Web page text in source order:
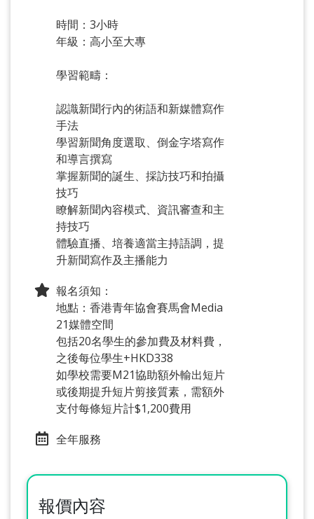
時間：3小時
年級：高小至大專
學習範疇：
認識新聞行內的術語和新媒體寫作
手法
學習新聞角度選取、倒金字塔寫作
和導言撰寫
掌握新聞的誕生、採訪技巧和拍攝
技巧
瞭解新聞內容模式、資訊審查和主
持技巧
體驗直播、培養適當主持語調，提
升新聞寫作及主播能力
報名須知：
地點：香港青年協會賽馬會Media
21媒體空間
包括20名學生的參加費及材料費，
之後每位學生+HKD338
如學校需要M21協助額外輸出短片
或後期提升短片剪接質素，需額外
支付每條短片計$1,200費用
全年服務
報價內容